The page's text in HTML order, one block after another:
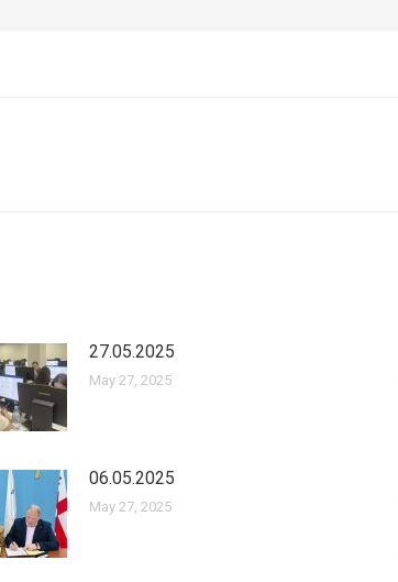
27.05.2025
May 27, 2025
06.05.2025
May 27, 2025